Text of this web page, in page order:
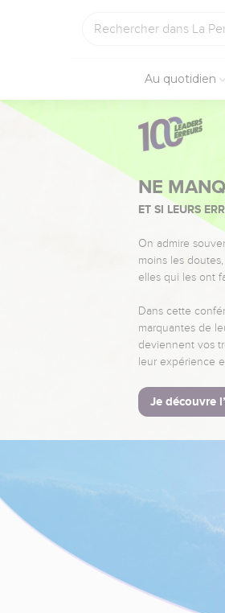
Au quotidien
NE
ET SI LEURS
On admire
moins les
elles qui les ont
Dans cette
marquantes de
deviennent vos
leur expérience
Je découvre